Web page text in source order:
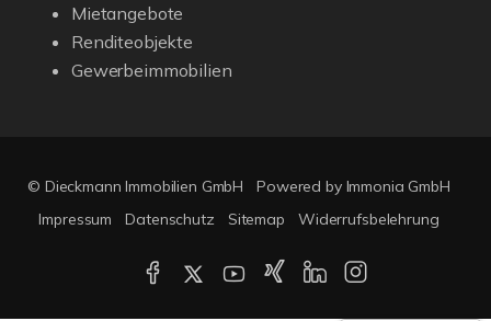
Mietangebote
Renditeobjekte
Gewerbeimmobilien
© Dieckmann Immobilien GmbH
Powered by Immonia GmbH
Impressum
Datenschutz Sitemap Widerrufsbelehrung